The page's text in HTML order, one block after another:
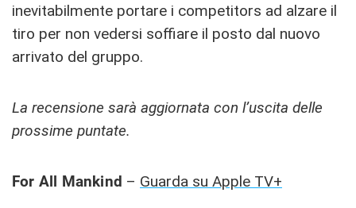
inevitabilmente portare i competitors ad alzare il
tiro per non vedersi soffiare il posto dal nuovo
arrivato del gruppo.
La recensione sarà aggiornata con l’uscita delle
prossime puntate.
For All Mankind – Guarda su Apple TV+